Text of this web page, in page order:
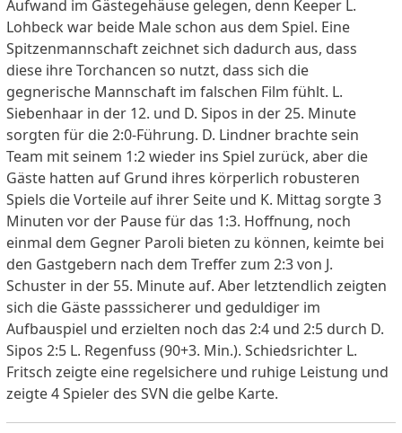
Aufwand im Gästegehäuse gelegen, denn Keeper L.
Lohbeck war beide Male schon aus dem Spiel. Eine
Spitzenmannschaft zeichnet sich dadurch aus, dass
diese ihre Torchancen so nutzt, dass sich die
gegnerische Mannschaft im falschen Film fühlt. L.
Siebenhaar in der 12. und D. Sipos in der 25. Minute
sorgten für die 2:0-Führung. D. Lindner brachte sein
Team mit seinem 1:2 wieder ins Spiel zurück, aber die
Gäste hatten auf Grund ihres körperlich robusteren
Spiels die Vorteile auf ihrer Seite und K. Mittag sorgte 3
Minuten vor der Pause für das 1:3. Hoffnung, noch
einmal dem Gegner Paroli bieten zu können, keimte bei
den Gastgebern nach dem Treffer zum 2:3 von J.
Schuster in der 55. Minute auf. Aber letztendlich zeigten
sich die Gäste passsicherer und geduldiger im
Aufbauspiel und erzielten noch das 2:4 und 2:5 durch D.
Sipos 2:5 L. Regenfuss (90+3. Min.). Schiedsrichter L.
Fritsch zeigte eine regelsichere und ruhige Leistung und
zeigte 4 Spieler des SVN die gelbe Karte.